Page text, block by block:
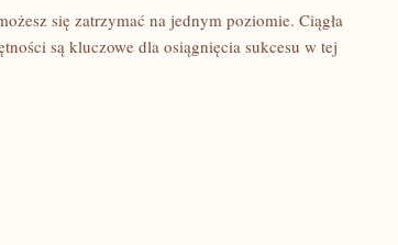
się zatrzymać na jednym⁤ poziomie. Ciągła
są ‌kluczowe​ dla osiągnięcia sukcesu ⁣w ⁢tej